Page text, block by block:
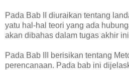
Pada Bab II diuraikan tentang
yatu hal-hal teori yang ada
akan dibahas dalam tugas akhir
Pada Bab III berisikan tentang
perencanaan. Pada bab ini